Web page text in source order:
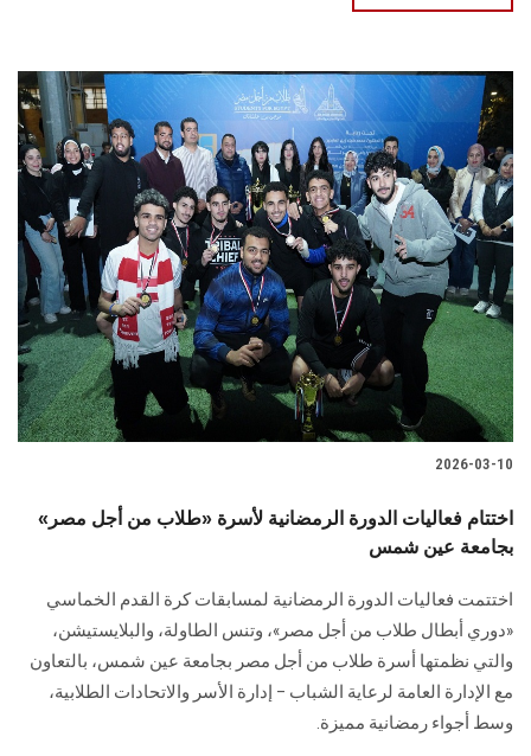
2026-03-10
اختتام فعاليات الدورة الرمضانية لأسرة «طلاب من أجل مصر»
بجامعة عين شمس
اختتمت فعاليات الدورة الرمضانية لمسابقات كرة القدم الخماسي
«دوري أبطال طلاب من أجل مصر»، وتنس الطاولة، والبلايستيشن،
والتي نظمتها أسرة طلاب من أجل مصر بجامعة عين شمس، بالتعاون
مع الإدارة العامة لرعاية الشباب – إدارة الأسر والاتحادات الطلابية،
وسط أجواء رمضانية مميزة.